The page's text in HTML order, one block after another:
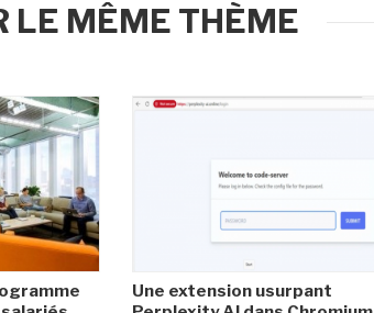
LE MÊME THÈME
Une extension usurpant